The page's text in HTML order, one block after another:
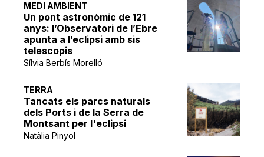
MEDI AMBIENT
Un pont astronòmic de 121
anys: l’Observatori de l’Ebre
apunta a l’eclipsi amb sis
telescopis
Sílvia Berbís Morelló
TERRA
Tancats els parcs naturals
dels Ports i de la Serra de
Montsant per l'eclipsi
Natàlia Pinyol